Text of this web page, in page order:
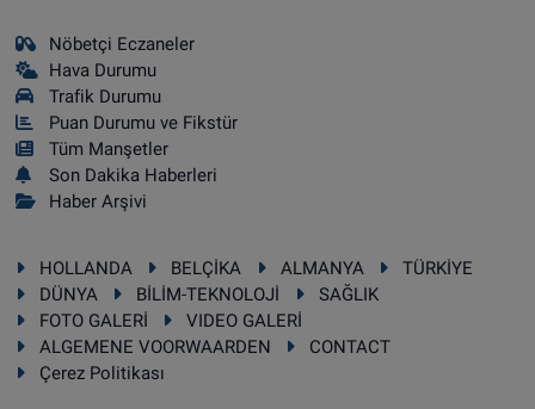
Nöbetçi Eczaneler
Hava Durumu
Trafik Durumu
Puan Durumu ve Fikstür
Tüm Manşetler
Son Dakika Haberleri
Haber Arşivi
HOLLANDA BELÇİKA ALMANYA
TÜRKİYE
DÜNYA
BİLİM-TEKNOLOJİ
SAĞLIK
FOTO GALERİ
VIDEO GALERİ
ALGEMENE VOORWAARDEN
CONTACT
Çerez Politikası